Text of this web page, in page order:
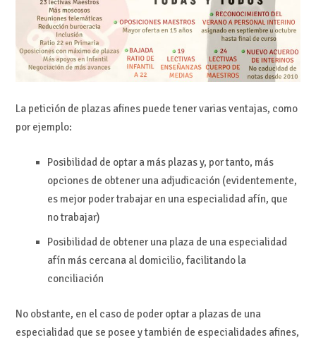
La petición de plazas afines puede tener varias ventajas, como
por ejemplo:
Posibilidad de optar a más plazas y, por tanto, más
opciones de obtener una adjudicación (evidentemente,
es mejor poder trabajar en una especialidad afín, que
no trabajar)
Posibilidad de obtener una plaza de una especialidad
afín más cercana al domicilio, facilitando la
conciliación
No obstante, en el caso de poder optar a plazas de una
especialidad que se posee y también de especialidades afines,